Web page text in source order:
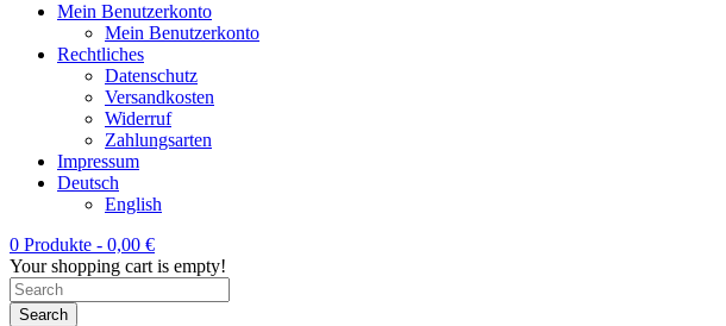
Mein Benutzerkonto
Mein Benutzerkonto
Rechtliches
Datenschutz
Versandkosten
Widerruf
Zahlungsarten
Impressum
Deutsch
English
0 Produkte - 0,00 €
Your shopping cart is empty!